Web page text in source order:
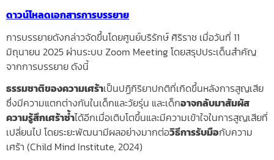
ดาวน์โหลดเอกสารการบรรยาย
การบรรยายดังกล่าวจัดขึ้นโดยศูนย์บริรักษ์ ศิริราช เมื่อวันที่ 11
มิถุนายน 2025 ผ่านระบบ Zoom Meeting โดยสรุปประเด็นสำคัญ
จากการบรรยาย ดังนี้
ธรรมชาติของความเศร้าเป็นปฏิกิริยาปกติที่เกิดขึ้นหลังการสูญเสีย
ซึ่งมีความแตกต่างกันในเด็กและวัยรุ่น และเด็กอาจกลับมาสัมผัส
ความรู้สึกเศร้าซ้ำได้อีกเมื่อเติบโตขึ้นและมีความเข้าใจในการสูญเสียที่
เปลี่ยนไป โดยระยะพัฒนามีผลอย่างมากต่อวิธีการรับมือกับความ
เศร้า (Child Mind Institute, 2024)